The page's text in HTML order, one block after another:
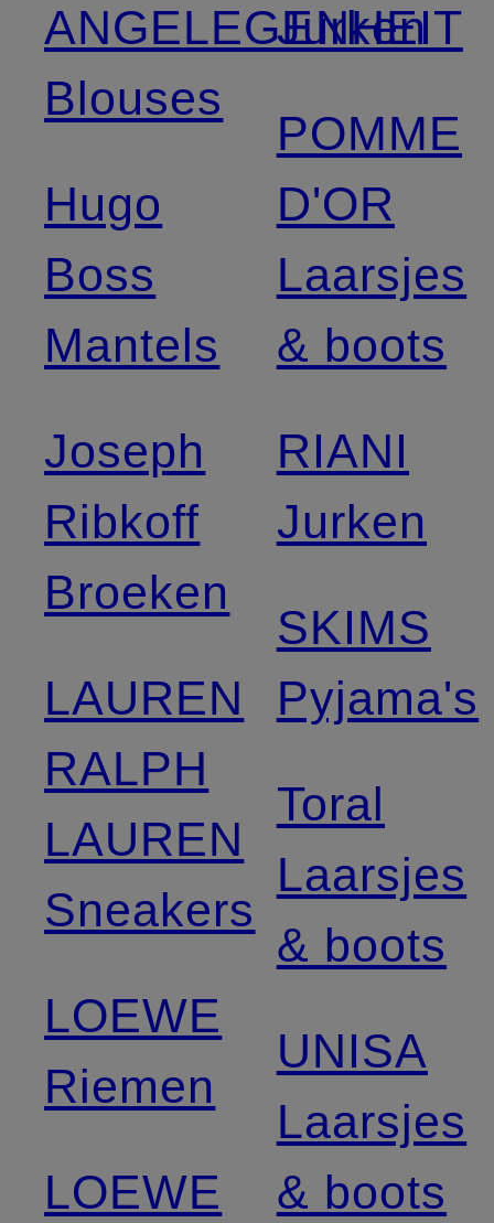
ANGELEGENHEIT
Blouses
Hugo
Boss
Mantels
Joseph
Ribkoff
Broeken
LAUREN
RALPH
LAUREN
Sneakers
LOEWE
Riemen
LOEWE
Jurken
POMME
D'OR
Laarsjes
& boots
RIANI
Jurken
SKIMS
Pyjama's
Toral
Laarsjes
& boots
UNISA
Laarsjes
& boots